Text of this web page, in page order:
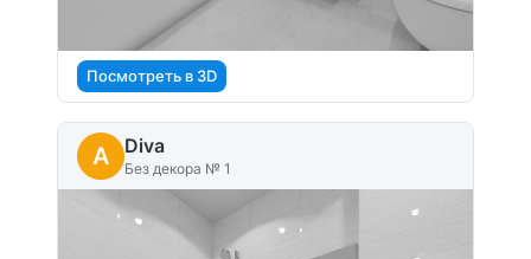
Посмотреть в 3D
A Diva
Без декора № 1